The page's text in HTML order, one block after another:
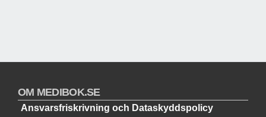
OM MEDIBOK.SE
Ansvarsfriskrivning och Dataskyddspolicy